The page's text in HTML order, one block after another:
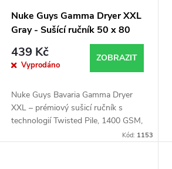
Nuke Guys Gamma Dryer XXL
Gray - Sušící ručník 50 x 80
cm (1400GSM)
439 Kč
Vyprodáno
ZOBRAZIT
Nuke Guys Bavaria Gamma Dryer
XXL – prémiový sušicí ručník s
technologií Twisted Pile, 1400 GSM,
maximální savost, bezešvé okraje,
Kód: 1153